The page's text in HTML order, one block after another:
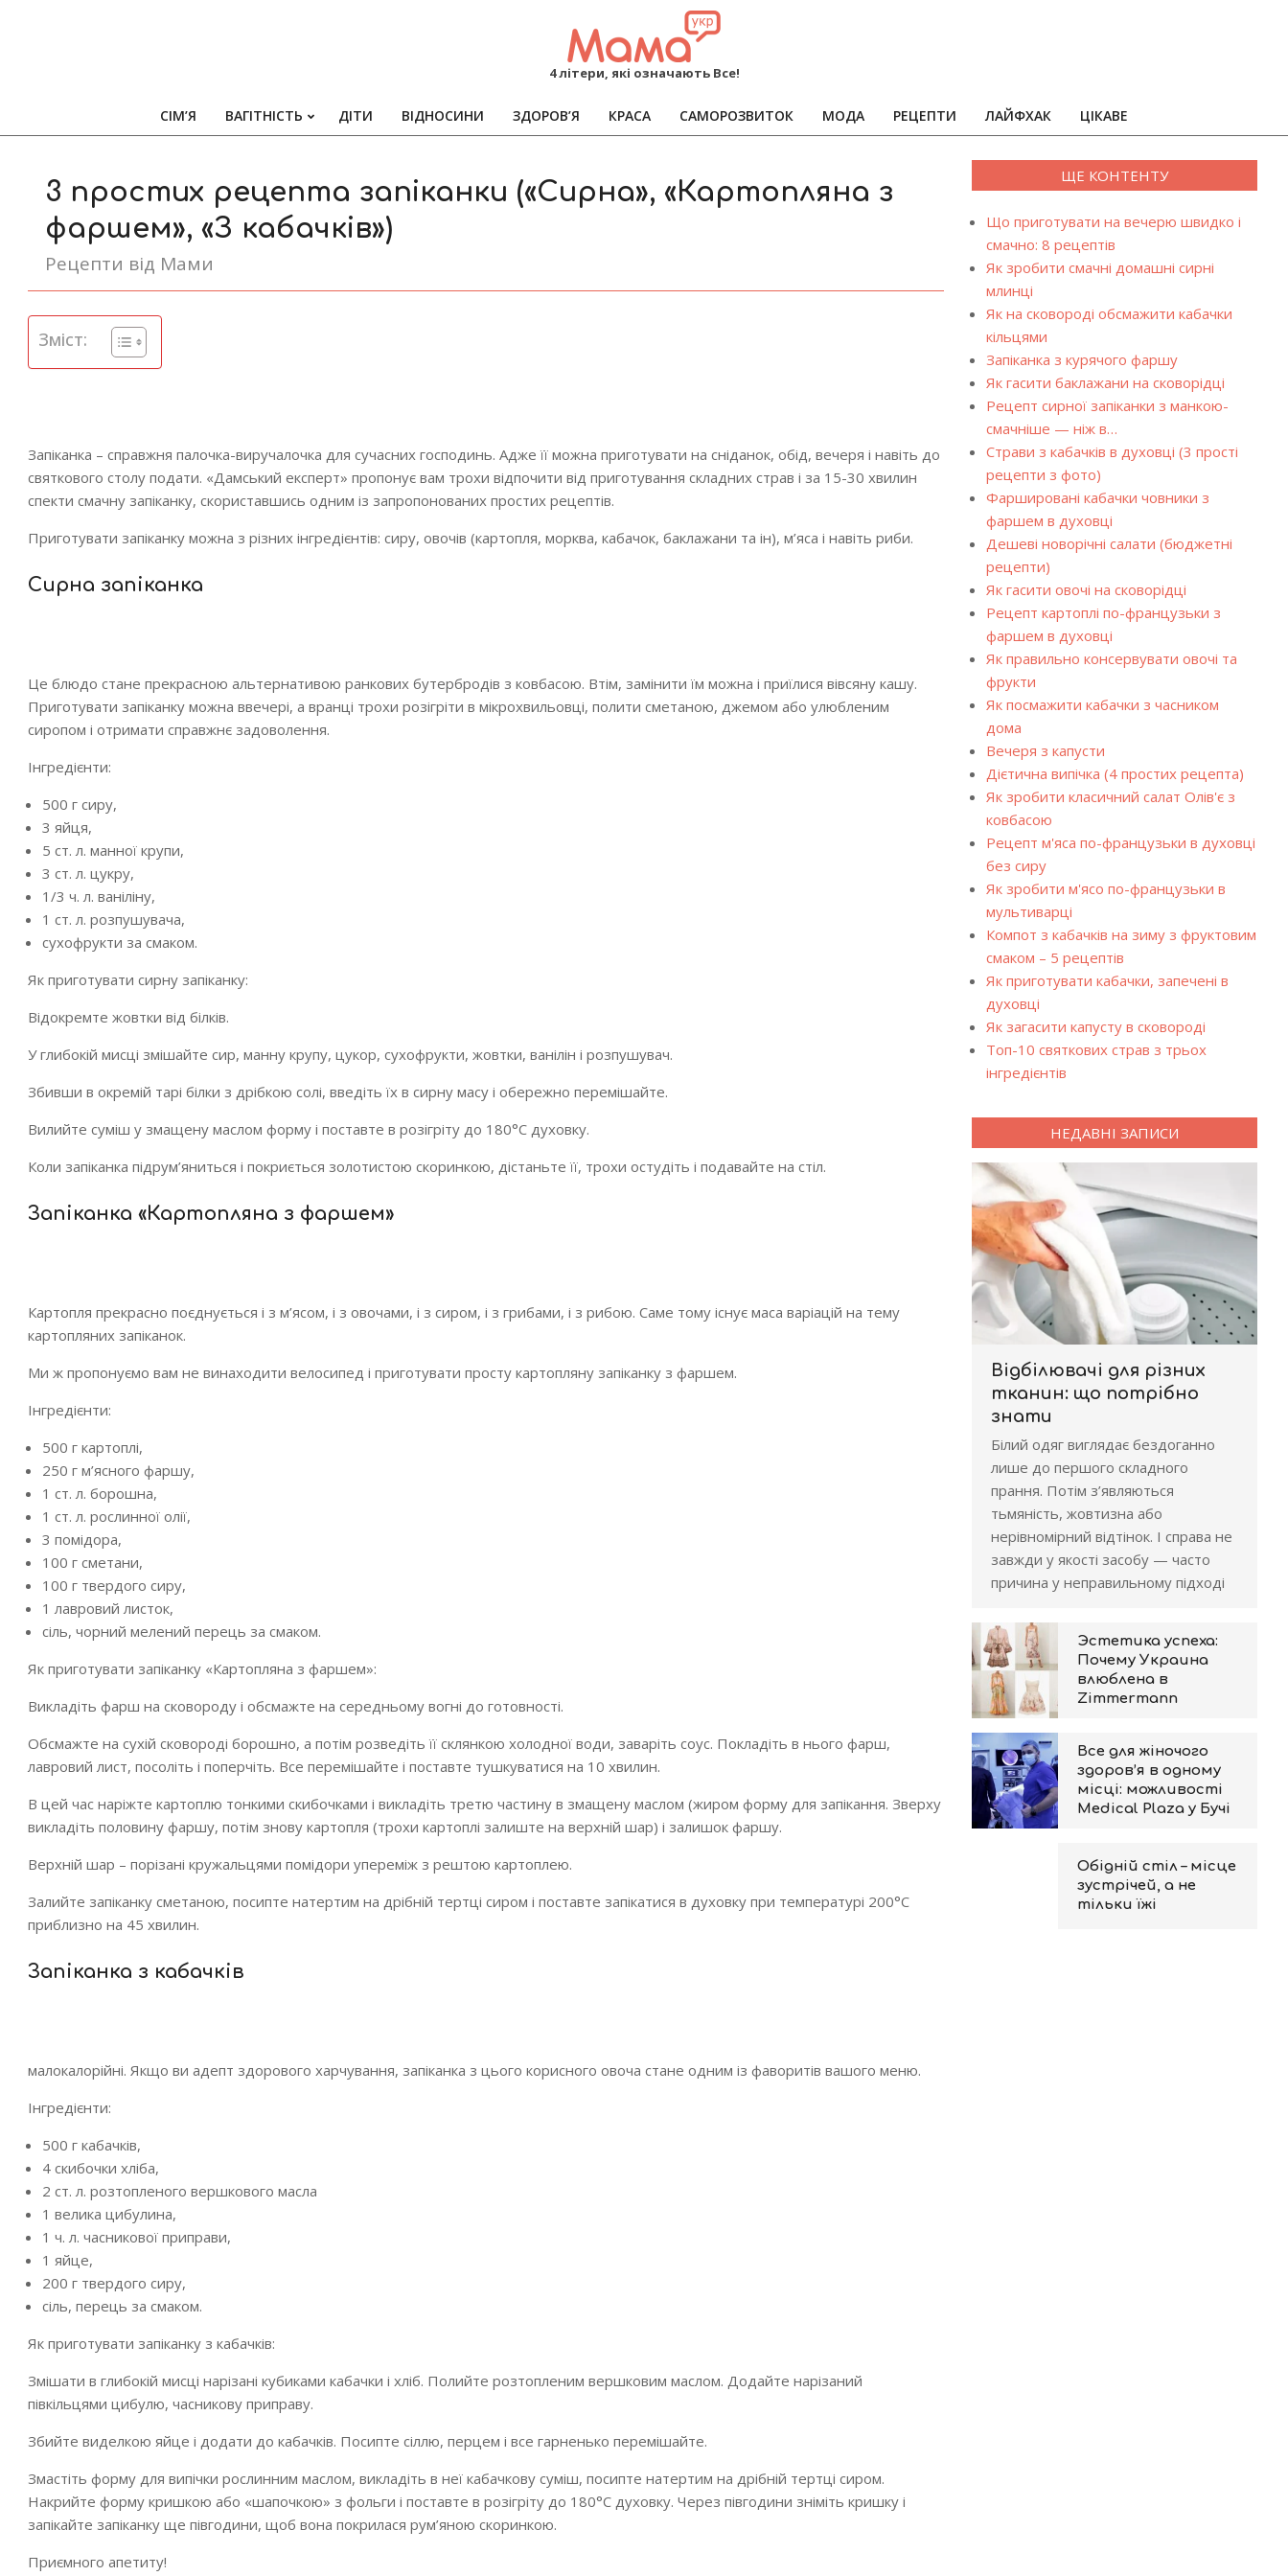
MAMA
4 літери, які означають Все!
Primary
СІМ’Я ВАГІТНІСТЬ ДІТИ ВІДНОСИНИ ЗДОРОВ’Я КРАСА САМОРОЗВИТОК МОДА РЕЦЕПТИ ЛАЙФХАК ЦІКАВЕ
3 простих рецепта запіканки («Сирна», «Картопляна з
фаршем», «З кабачків»)
Рецепти від Мами
Зміст:
Запіканка – справжня палочка-виручалочка для сучасних господинь. Адже її можна приготувати на сніданок, обід, вечеря і навіть до
святкового столу подати. «Дамський експерт» пропонує вам трохи відпочити від приготування складних страв і за 15-30 хвилин
спекти смачну запіканку, скориставшись одним із запропонованих простих рецептів.
Приготувати запіканку можна з різних інгредієнтів: сиру, овочів (картопля, морква, кабачок, баклажани та ін), м’яса і навіть риби.
Сирна запіканка
Це блюдо стане прекрасною альтернативою ранкових бутербродів з ковбасою. Втім, замінити їм можна і приїлися вівсяну кашу.
Приготувати запіканку можна ввечері, а вранці трохи розігріти в мікрохвильовці, полити сметаною, джемом або улюбленим
сиропом і отримати справжнє задоволення.
Інгредієнти:
500 г сиру,
3 яйця,
5 ст. л. манної крупи,
3 ст. л. цукру,
1/3 ч. л. ваніліну,
1 ст. л. розпушувача,
сухофрукти за смаком.
Як приготувати сирну запіканку:
Відокремте жовтки від білків.
У глибокій мисці змішайте сир, манну крупу, цукор, сухофрукти, жовтки, ванілін і розпушувач.
Збивши в окремій тарі білки з дрібкою солі, введіть їх в сирну масу і обережно перемішайте.
Вилийте суміш у змащену маслом форму і поставте в розігріту до 180°С духовку.
Коли запіканка підрум’яниться і покриється золотистою скоринкою, дістаньте її, трохи остудіть і подавайте на стіл.
Запіканка «Картопляна з фаршем»
Картопля прекрасно поєднується і з м’ясом, і з овочами, і з сиром, і з грибами, і з рибою. Саме тому існує маса варіацій на тему
картопляних запіканок.
Ми ж пропонуємо вам не винаходити велосипед і приготувати просту картопляну запіканку з фаршем.
Інгредієнти:
500 г картоплі,
250 г м’ясного фаршу,
1 ст. л. борошна,
1 ст. л. рослинної олії,
3 помідора,
100 г сметани,
100 г твердого сиру,
1 лавровий листок,
сіль, чорний мелений перець за смаком.
Як приготувати запіканку «Картопляна з фаршем»:
Викладіть фарш на сковороду і обсмажте на середньому вогні до готовності.
Обсмажте на сухій сковороді борошно, а потім розведіть її склянкою холодної води, заваріть соус. Покладіть в нього фарш,
лавровий лист, посоліть і поперчіть. Все перемішайте і поставте тушкуватися на 10 хвилин.
В цей час наріжте картоплю тонкими скибочками і викладіть третю частину в змащену маслом (жиром форму для запікання. Зверху
викладіть половину фаршу, потім знову картопля (трохи картоплі залиште на верхній шар) і залишок фаршу.
Верхній шар – порізані кружальцями помідори упереміж з рештою картоплею.
Залийте запіканку сметаною, посипте натертим на дрібній тертці сиром і поставте запікатися в духовку при температурі 200°С
приблизно на 45 хвилин.
Запіканка з кабачків
малокалорійні. Якщо ви адепт здорового харчування, запіканка з цього корисного овоча стане одним із фаворитів вашого меню.
Інгредієнти:
500 г кабачків,
4 скибочки хліба,
2 ст. л. розтопленого вершкового масла
1 велика цибулина,
1 ч. л. часникової приправи,
1 яйце,
200 г твердого сиру,
сіль, перець за смаком.
Як приготувати запіканку з кабачків:
Змішати в глибокій мисці нарізані кубиками кабачки і хліб. Полийте розтопленим вершковим маслом. Додайте нарізаний
півкільцями цибулю, часникову приправу.
Збийте виделкою яйце і додати до кабачків. Посипте сіллю, перцем і все гарненько перемішайте.
Змастіть форму для випічки рослинним маслом, викладіть в неї кабачкову суміш, посипте натертим на дрібній тертці сиром.
Накрийте форму кришкою або «шапочкою» з фольги і поставте в розігріту до 180°С духовку. Через півгодини зніміть кришку і
запікайте запіканку ще півгодини, щоб вона покрилася рум’яною скоринкою.
Приємного апетиту!
ЩЕ КОНТЕНТУ
Що приготувати на вечерю швидко і
смачно: 8 рецептів
Як зробити смачні домашні сирні
млинці
Як на сковороді обсмажити кабачки
кільцями
Запіканка з курячого фаршу
Як гасити баклажани на сковорідці
Рецепт сирної запіканки з манкою-
смачніше — ніж в…
Страви з кабачків в духовці (3 прості
рецепти з фото)
Фаршировані кабачки човники з
фаршем в духовці
Дешеві новорічні салати (бюджетні
рецепти)
Як гасити овочі на сковорідці
Рецепт картоплі по-французьки з
фаршем в духовці
Як правильно консервувати овочі та
фрукти
Як посмажити кабачки з часником
дома
Вечеря з капусти
Дієтична випічка (4 простих рецепта)
Як зробити класичний салат Олів'є з
ковбасою
Рецепт м'яса по-французьки в духовці
без сиру
Як зробити м'ясо по-французьки в
мультиварці
Компот з кабачків на зиму з фруктовим
смаком – 5 рецептів
Як приготувати кабачки, запечені в
духовці
Як загасити капусту в сковороді
Топ-10 святкових страв з трьох
інгредієнтів
НЕДАВНІ ЗАПИСИ
Відбілювачі для різних
тканин: що потрібно
знати
Білий одяг виглядає бездоганно
лише до першого складного
прання. Потім з’являються
тьмяність, жовтизна або
нерівномірний відтінок. І справа не
завжди у якості засобу — часто
причина у неправильному підході
Эстетика успеха:
Почему Украина
влюблена в
Zimmermann
Все для жіночого
здоров’я в одному
місці: можливості
Medical Plaza у Бучі
Обідній стіл – місце
зустрічей, а не
тільки їжі